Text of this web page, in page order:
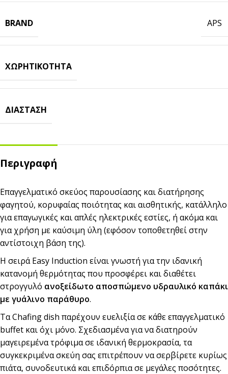
BRAND APS
ΧΩΡΗΤΙΚΌΤΗΤΑ
ΔΙΆΣΤΑΣΗ
Περιγραφή
Επαγγελματικό σκεύος παρουσίασης και διατήρησης
φαγητού, κορυφαίας ποιότητας και αισθητικής, κατάλληλο
για επαγωγικές και απλές ηλεκτρικές εστίες, ή ακόμα και
για χρήση με καύσιμη ύλη (εφόσον τοποθετηθεί στην
αντίστοιχη βάση της).
Η σειρά Easy Induction είναι γνωστή για την ιδανική
κατανομή θερμότητας που προσφέρει και διαθέτει
στρογγυλό ανοξείδωτο αποσπώμενο υδραυλικό καπάκι
με γυάλινο παράθυρο.
Τα Chafing dish παρέχουν ευελιξία σε κάθε επαγγελματικό
buffet και όχι μόνο. Σχεδιασμένα για να διατηρούν
μαγειρεμένα τρόφιμα σε ιδανική θερμοκρασία, τα
συγκεκριμένα σκεύη σας επιτρέπουν να σερβίρετε κυρίως
πιάτα, συνοδευτικά και επιδόρπια σε μεγάλες ποσότητες.